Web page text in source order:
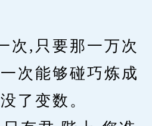
,只要那一万次
次能够碰巧炼成
了变数。